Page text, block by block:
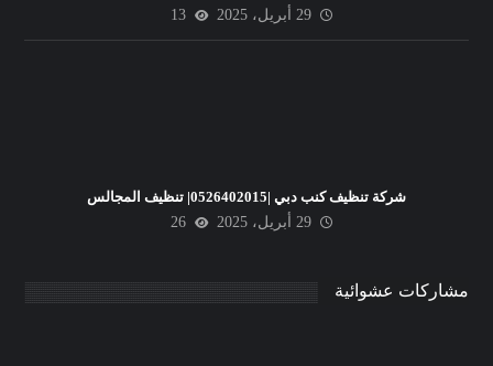
29 أبريل، 2025
13
شركة تنظيف كنب دبي |0526402015| تنظيف المجالس
29 أبريل، 2025
26
مشاركات عشوائية